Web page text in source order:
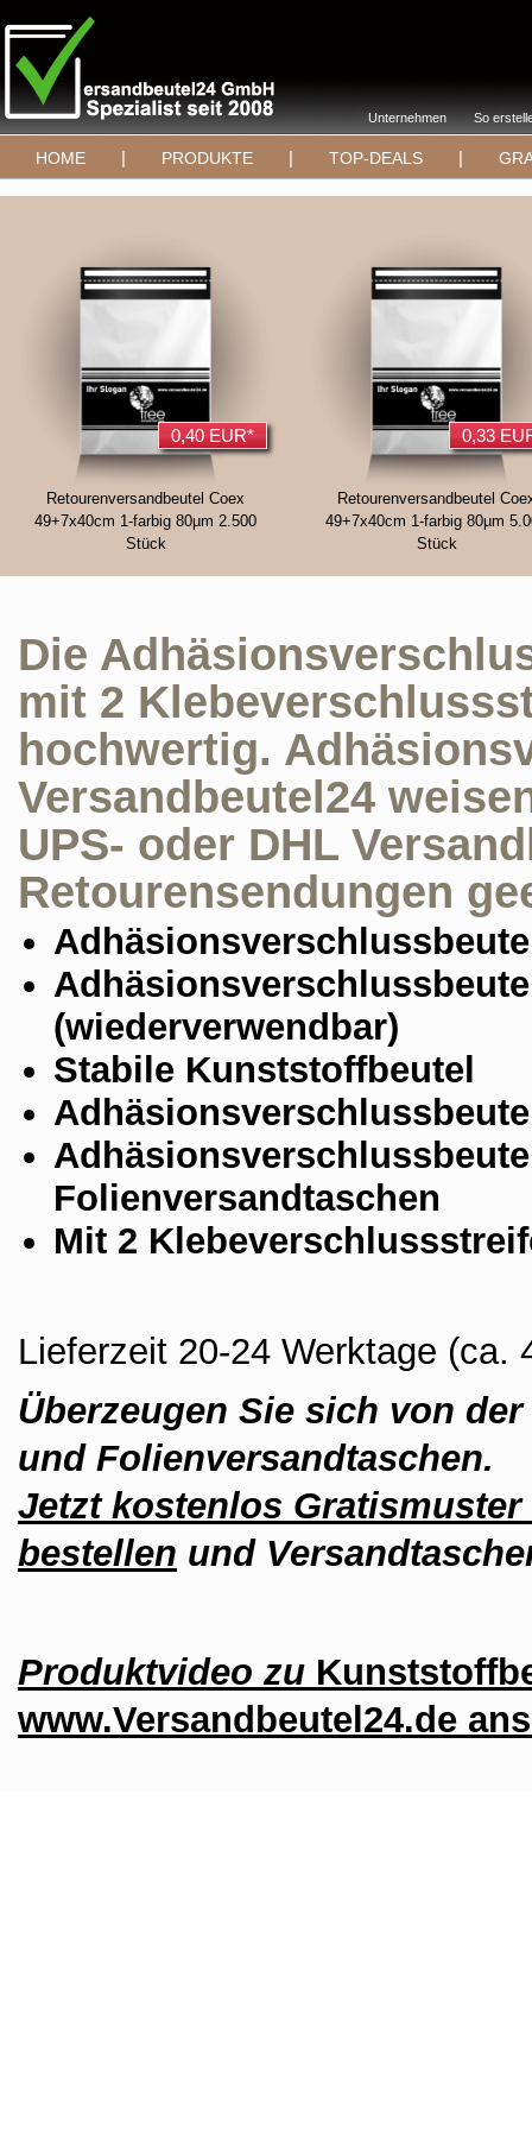
Unternehmen So
HOME | PRODUKTE | TOP-DEALS |
0,40 EUR*
Retourenversandbeutel Coex
49+7x40cm 1-farbig 80µm 2.500
Stück
0,33
Retourenversandbeutel
49+7x40cm 1-farbig 80µm
Stück
Die
mit 2
hochwertig.
Versandbeutel24
UPS- oder DHL
Retourensendungen
(wiederverwendbar)
Stabile Kunststoffbeutel
Folienversandtaschen
Mit 2
Lieferzeit 20-24 Werktage (ca.
Überzeugen Sie sich von
und Folienversandtaschen.
Jetzt kostenlos
bestellen und
Produktvideo zu
www.Versandbeutel24.de